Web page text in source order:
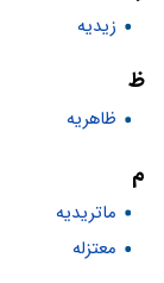
زیدیه
ظ
ظاهریه
م
ماتریدیه
معتزله